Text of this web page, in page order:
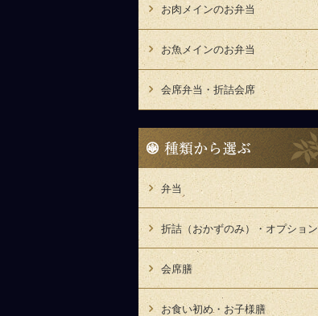
お肉メインのお弁当
お魚メインのお弁当
会席弁当・折詰会席
種
類
か
ら
選
ぶ
弁当
折詰（おかずのみ）・オプション
会席膳
お食い初め・お子様膳